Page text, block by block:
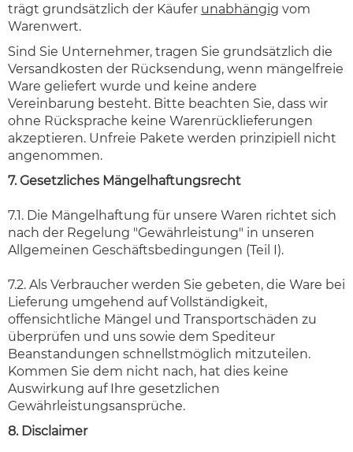
trägt grundsätzlich der Käufer unabhängig vom
Warenwert.
Sind Sie Unternehmer, tragen Sie grundsätzlich die
Versandkosten der Rücksendung, wenn mängelfreie
Ware geliefert wurde und keine andere
Vereinbarung besteht. Bitte beachten Sie, dass wir
ohne Rücksprache keine Warenrücklieferungen
akzeptieren. Unfreie Pakete werden prinzipiell nicht
angenommen.
7. Gesetzliches Mängelhaftungsrecht
7.1. Die Mängelhaftung für unsere Waren richtet sich
nach der Regelung "Gewährleistung" in unseren
Allgemeinen Geschäftsbedingungen (Teil I).
7.2. Als Verbraucher werden Sie gebeten, die Ware bei
Lieferung umgehend auf Vollständigkeit,
offensichtliche Mängel und Transportschäden zu
überprüfen und uns sowie dem Spediteur
Beanstandungen schnellstmöglich mitzuteilen.
Kommen Sie dem nicht nach, hat dies keine
Auswirkung auf Ihre gesetzlichen
Gewährleistungsansprüche.
8. Disclaimer